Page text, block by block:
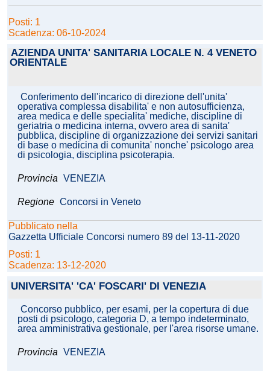
Posti: 1
Scadenza: 06-10-2024
AZIENDA UNITA' SANITARIA LOCALE N. 4 VENETO
ORIENTALE
Conferimento dell'incarico di direzione dell'unita'
operativa complessa disabilita' e non autosufficienza,
area medica e delle specialita' mediche, discipline di
geriatria o medicina interna, ovvero area di sanita'
pubblica, discipline di organizzazione dei servizi sanitari
di base o medicina di comunita' nonche' psicologo area
di psicologia, disciplina psicoterapia.
Provincia VENEZIA
Regione Concorsi in Veneto
Pubblicato nella
Gazzetta Ufficiale Concorsi numero 89 del 13-11-2020
Posti: 1
Scadenza: 13-12-2020
UNIVERSITA' 'CA' FOSCARI' DI VENEZIA
Concorso pubblico, per esami, per la copertura di due
posti di psicologo, categoria D, a tempo indeterminato,
area amministrativa gestionale, per l'area risorse umane.
Provincia VENEZIA